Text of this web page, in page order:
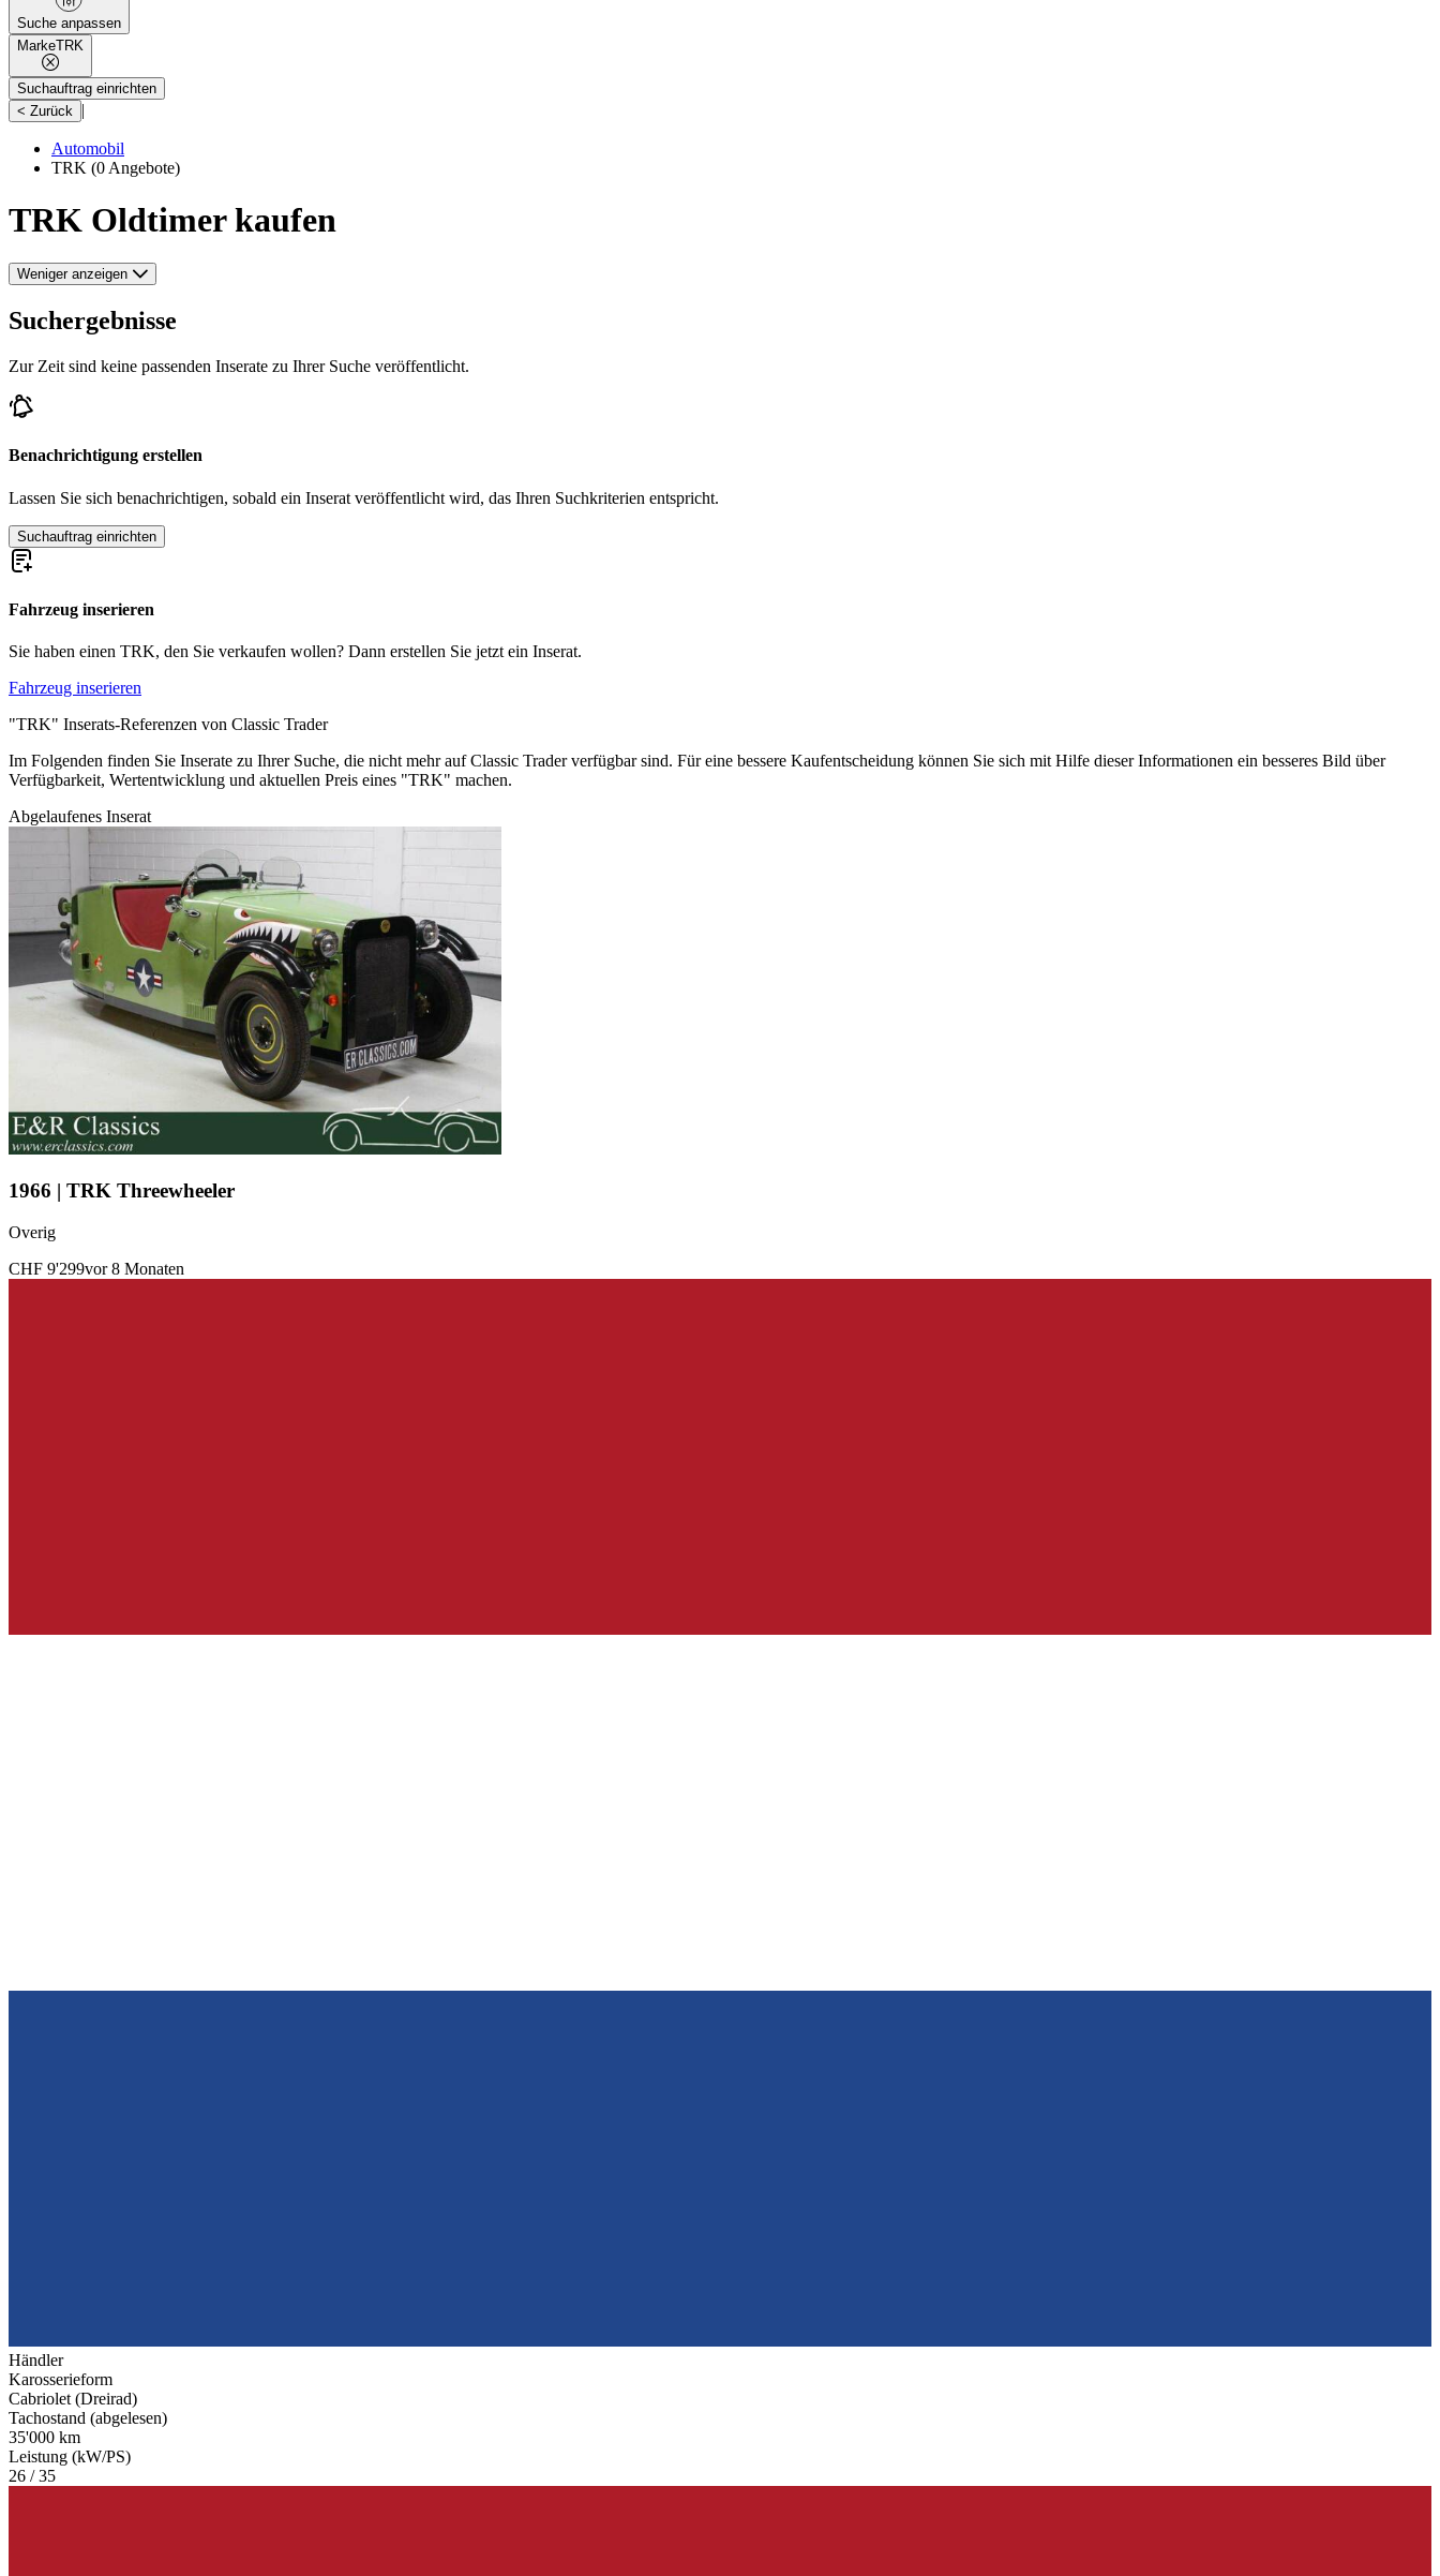
Suche anpassen
MarkeTRK
Suchauftrag einrichten
< Zurück
|
Automobil
TRK (0 Angebote)
TRK Oldtimer kaufen
Weniger anzeigen
Suchergebnisse
Zur Zeit sind keine passenden Inserate zu Ihrer Suche veröffentlicht.
Benachrichtigung erstellen
Lassen Sie sich benachrichtigen, sobald ein Inserat veröffentlicht wird, das Ihren Suchkriterien entspricht.
Suchauftrag einrichten
Fahrzeug inserieren
Sie haben einen TRK, den Sie verkaufen wollen? Dann erstellen Sie jetzt ein Inserat.
Fahrzeug inserieren
"TRK" Inserats-Referenzen von Classic Trader
Im Folgenden finden Sie Inserate zu Ihrer Suche, die nicht mehr auf Classic Trader verfügbar sind. Für eine bessere Kaufentscheidung können Sie sich mit Hilfe dieser Informationen ein besseres Bild über
Verfügbarkeit, Wertentwicklung und aktuellen Preis eines "TRK" machen.
Abgelaufenes Inserat
1966 | TRK Threewheeler
Overig
CHF 9'299vor 8 Monaten
Händler
Karosserieform
Cabriolet (Dreirad)
Tachostand (abgelesen)
35'000 km
Leistung (kW/PS)
26 / 35